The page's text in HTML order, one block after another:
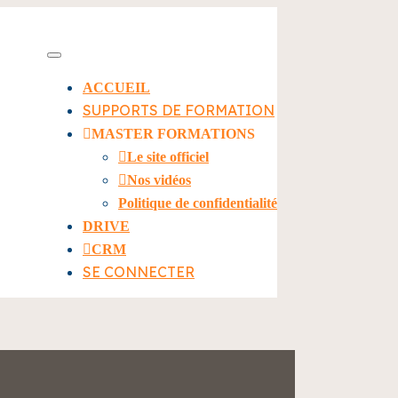
ACCUEIL
SUPPORTS DE FORMATION
MASTER FORMATIONS
Le site officiel
Nos vidéos
Politique de confidentialité
DRIVE
CRM
SE CONNECTER